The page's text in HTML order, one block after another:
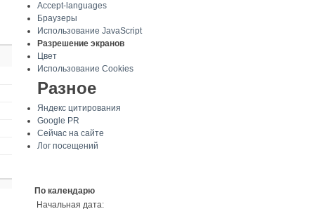
Accept-languages
Браузеры
Использование JavaScript
Разрешение экранов
Цвет
Использование Cookies
Разное
Яндекс цитирования
Google PR
Сейчас на сайте
Лог посещений
По календарю
Начальная дата: